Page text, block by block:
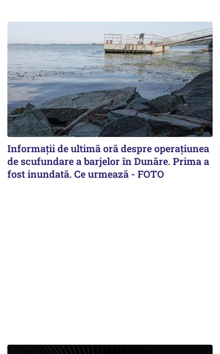
Informații de ultimă oră despre operațiunea
de scufundare a barjelor în Dunăre. Prima a
fost inundată. Ce urmează - FOTO